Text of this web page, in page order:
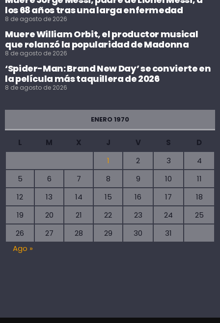
los 68 años tras una larga enfermedad
8 de agosto de 2026
Muere William Orbit, el productor musical
que relanzó la popularidad de Madonna
8 de agosto de 2026
‘Spider-Man: Brand New Day’ se convierte en
la película más taquillera de 2026
8 de agosto de 2026
ENERO 1970
L M X J V S
D
1
2 3
4
5
6 7 8 9 10
11
12
13 14 15 16 17
18
19
20 21 22 23 24
25
26
27 28 29 30
31
Ago »